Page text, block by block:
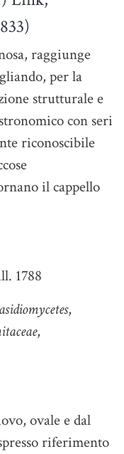
raggiunge
per la
strutturale e
con seri
riconoscibile
il cappello
1788
,
,
ovale e dal
riferimento